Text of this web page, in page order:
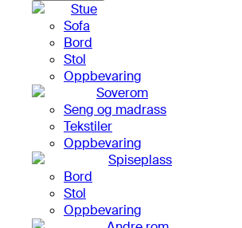
Stue
Sofa
Bord
Stol
Oppbevaring
Soverom
Seng og madrass
Tekstiler
Oppbevaring
Spiseplass
Bord
Stol
Oppbevaring